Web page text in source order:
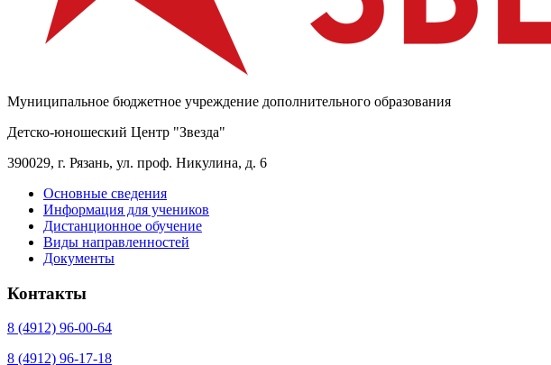
Муниципальное бюджетное учреждение дополнительного образования
Детско-юношеский Центр "Звезда"
390029, г. Рязань, ул. проф. Никулина, д. 6
Основные сведения
Информация для учеников
Дистанционное обучение
Виды направленностей
Документы
Контакты
8 (4912) 96-00-64
8 (4912) 96-17-18